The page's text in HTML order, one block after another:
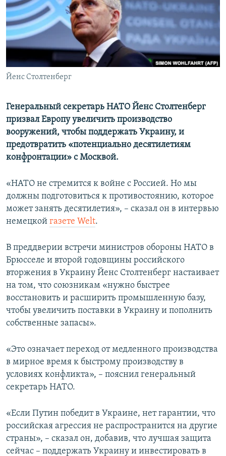
ПОБЕДИТЕЛЕЙ НЕ СУДЯТ?
КРЫМ.НЕПОКОРЕННЫЙ
ELIFBE
УКРАИНСКАЯ ПРОБЛЕМА КРЫМА
ПРИСОЕДИНЯЙТЕСЬ!
Все сайты RFE/RL
Йенс Столтенберг
Генеральный секретарь НАТО Йенс Столтенберг
призвал Европу увеличить производство
вооружений, чтобы поддержать Украину, и
предотвратить «потенциально десятилетиям
конфронтации» с Москвой.
«НАТО не стремится к войне с Россией. Но мы
должны подготовиться к противостоянию, которое
может занять десятилетия», – сказал он в интервью
немецкой газете Welt.
В преддверии встречи министров обороны НАТО в
Брюсселе и второй годовщины российского
вторжения в Украину Йенс Столтенберг настаивает
на том, что союзникам «нужно быстрее
восстановить и расширить промышленную базу,
чтобы увеличить поставки в Украину и пополнить
собственные запасы».
«Это означает переход от медленного производства
в мирное время к быстрому производству в
условиях конфликта», – пояснил генеральный
секретарь НАТО.
«Если Путин победит в Украине, нет гарантии, что
российская агрессия не распространится на другие
страны», – сказал он, добавив, что лучшая защита
сейчас – поддержать Украину и инвестировать в